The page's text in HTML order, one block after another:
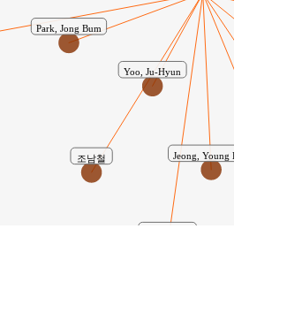
Jeong, Young Hun
Park, Jong Bum
Yoo, Ju-Hyun
조남철